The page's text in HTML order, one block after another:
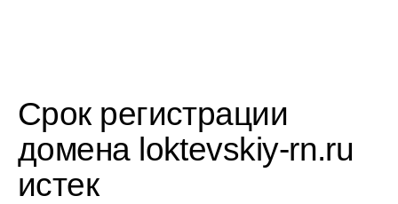
Срок регистрации
домена loktevskiy-rn.ru
истек